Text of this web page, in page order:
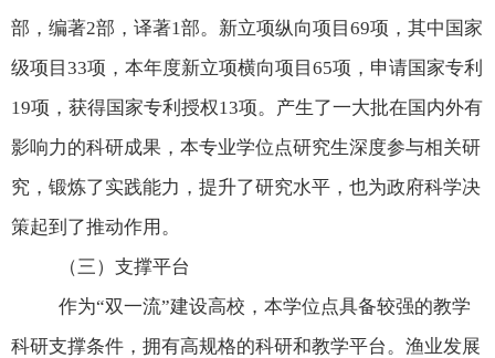
部，编著2部，译著1部。新立项纵向项目 69项，其中国家
级项目 33项，本年度新立项横向项目 65项，申请国家专利
19项，获得国家专利授权13项。产生了一大批在国内外有
影响力的科研成果，本专业学位点研究生深度参与相关研
究，锻炼了实践能力，提升了研究水平，也为政府科学决
策起到了推动作用。
（三）支撑平台
作为“双一流”建设高校，本学位点具备较强的教学
科研支撑条件，拥有高规格的科研和教学平台。渔业发展